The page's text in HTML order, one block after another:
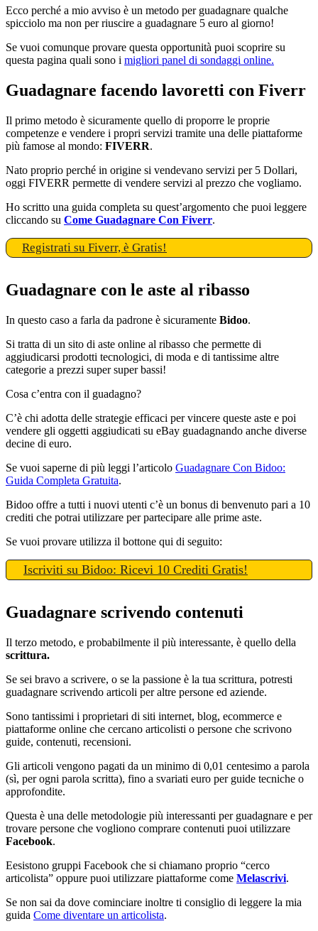
Ecco perché a mio avviso è un metodo per guadagnare qualche
spicciolo ma non per riuscire a guadagnare 5 euro al giorno!
Se vuoi comunque provare questa opportunità puoi scoprire su
questa pagina quali sono i migliori panel di sondaggi online.
Guadagnare facendo lavoretti con Fiverr
Il primo metodo è sicuramente quello di proporre le proprie
competenze e vendere i propri servizi tramite una delle piattaforme
più famose al mondo: FIVERR.
Nato proprio perché in origine si vendevano servizi per 5 Dollari,
oggi FIVERR permette di vendere servizi al prezzo che vogliamo.
Ho scritto una guida completa su quest’argomento che puoi leggere
cliccando su Come Guadagnare Con Fiverr.
Registrati su Fiverr, è Gratis!
Guadagnare con le aste al ribasso
In questo caso a farla da padrone è sicuramente Bidoo.
Si tratta di un sito di aste online al ribasso che permette di
aggiudicarsi prodotti tecnologici, di moda e di tantissime altre
categorie a prezzi super super bassi!
Cosa c’entra con il guadagno?
C’è chi adotta delle strategie efficaci per vincere queste aste e poi
vendere gli oggetti aggiudicati su eBay guadagnando anche diverse
decine di euro.
Se vuoi saperne di più leggi l’articolo Guadagnare Con Bidoo:
Guida Completa Gratuita.
Bidoo offre a tutti i nuovi utenti c’è un bonus di benvenuto pari a 10
crediti che potrai utilizzare per partecipare alle prime aste.
Se vuoi provare utilizza il bottone qui di seguito:
Iscriviti su Bidoo: Ricevi 10 Crediti Gratis!
Guadagnare scrivendo contenuti
Il terzo metodo, e probabilmente il più interessante, è quello della
scrittura.
Se sei bravo a scrivere, o se la passione è la tua scrittura, potresti
guadagnare scrivendo articoli per altre persone ed aziende.
Sono tantissimi i proprietari di siti internet, blog, ecommerce e
piattaforme online che cercano articolisti o persone che scrivono
guide, contenuti, recensioni.
Gli articoli vengono pagati da un minimo di 0,01 centesimo a parola
(sì, per ogni parola scritta), fino a svariati euro per guide tecniche o
approfondite.
Questa è una delle metodologie più interessanti per guadagnare e per
trovare persone che vogliono comprare contenuti puoi utilizzare
Facebook.
Eesistono gruppi Facebook che si chiamano proprio “cerco
articolista” oppure puoi utilizzare piattaforme come Melascrivi.
Se non sai da dove cominciare inoltre ti consiglio di leggere la mia
guida Come diventare un articolista.